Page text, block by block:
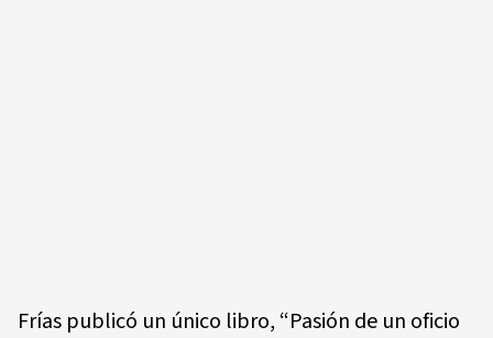
Frías publicó un único libro, “Pasión de un oficio